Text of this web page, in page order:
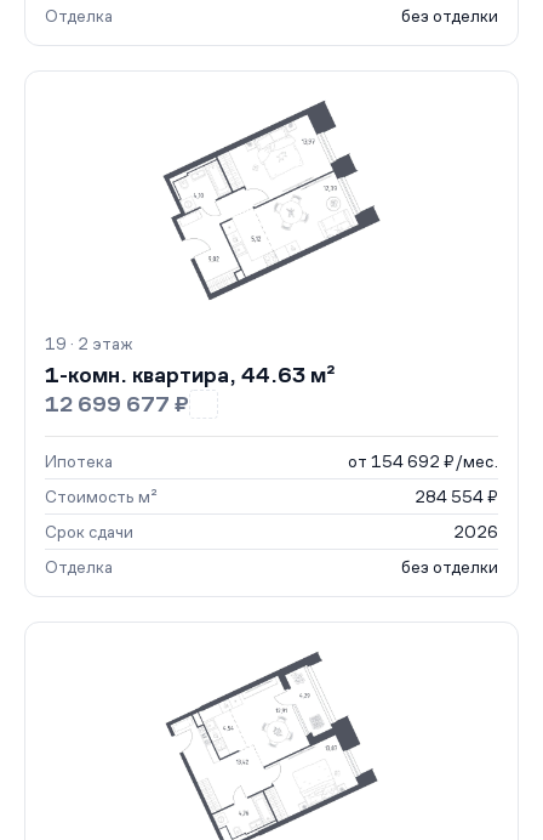
Отделка без отделки
19 · 2 этаж
1-комн. квартира, 44.63 м²
12 699 677 ₽
Ипотека
от 154 692 ₽/мес.
Стоимость м²
284 554 ₽
Срок сдачи
2026
Отделка
без отделки